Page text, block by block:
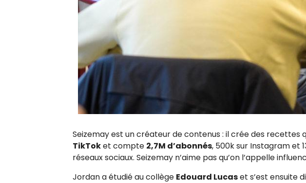
Seizemay est un créateur de contenus : il crée des
TikToket compte 2,7M d’abonnés, 500k sur Instagram et
réseaux sociaux. Seizemay n’aime pas qu’on l’appelle
Jordan a étudié au collège Edouard Lucaset s’est ensuite